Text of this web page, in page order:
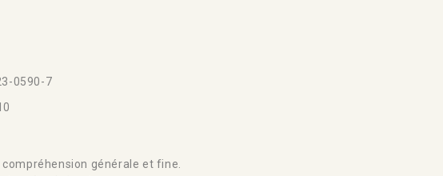
0590-7
compréhension générale et fine.